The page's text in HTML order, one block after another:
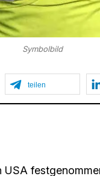
Symbolbild
teilen